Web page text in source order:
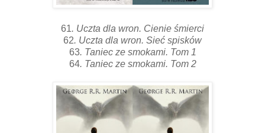
61. Uczta dla wron. Cienie śmierci
62. Uczta dla wron. Sieć spisków
63. Taniec ze smokami. Tom 1
64. Taniec ze smokami. Tom 2